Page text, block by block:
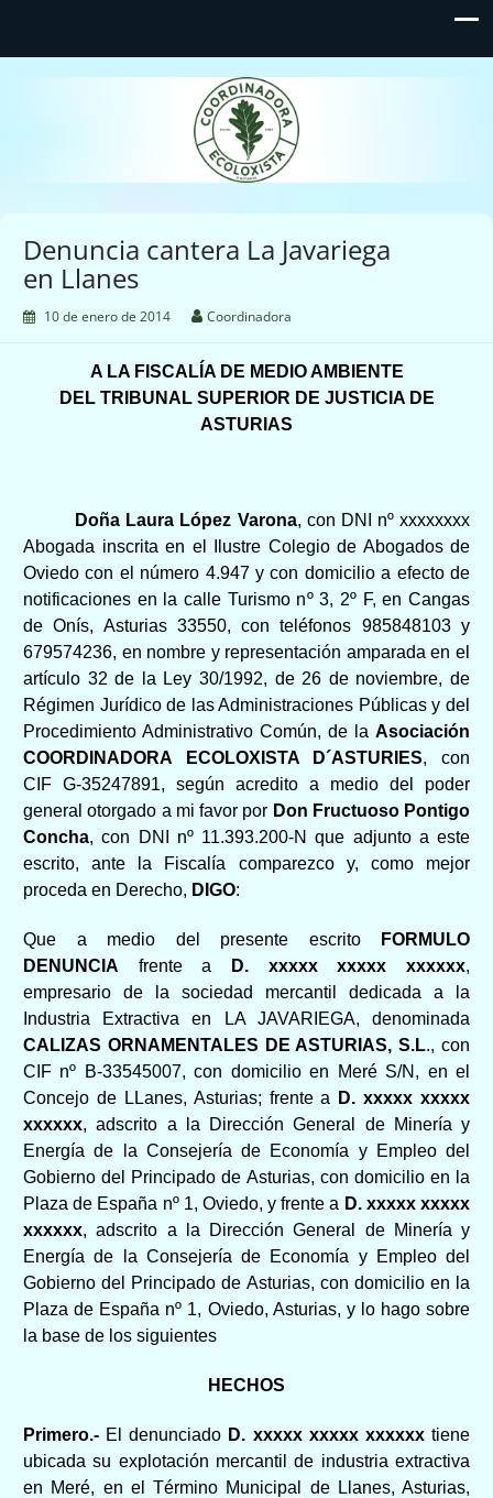
Coordinadora Ecoloxista
d'Asturies
Denuncia cantera La Javariega
en Llanes
10 de enero de 2014 Coordinadora
A LA FISCALÍA DE MEDIO AMBIENTE
DEL TRIBUNAL SUPERIOR DE JUSTICIA DE
ASTURIAS
Doña Laura López Varona, con DNI nº xxxxxxxx
Abogada inscrita en el Ilustre Colegio de Abogados de
Oviedo con el número 4.947 y con domicilio a efecto de
notificaciones en la calle Turismo nº 3, 2º F, en Cangas
de Onís, Asturias 33550, con teléfonos 985848103 y
679574236, en nombre y representación amparada en el
artículo 32 de la Ley 30/1992, de 26 de noviembre, de
Régimen Jurídico de las Administraciones Públicas y del
Procedimiento Administrativo Común, de la Asociación
COORDINADORA ECOLOXISTA D´ASTURIES, con
CIF G-35247891, según acredito a medio del poder
general otorgado a mi favor por Don Fructuoso Pontigo
Concha, con DNI nº 11.393.200-N que adjunto a este
escrito, ante la Fiscalía comparezco y, como mejor
proceda en Derecho, DIGO:
Que a medio del presente escrito
FORMULO
DENUNCIA frente a D. xxxxx xxxxx xxxxxx,
empresario de la sociedad mercantil dedicada a la
Industria Extractiva en LA JAVARIEGA, denominada
CALIZAS ORNAMENTALES DE ASTURIAS, S.L., con
CIF nº B-33545007, con domicilio en Meré S/N, en el
Concejo de LLanes, Asturias; frente a
D. xxxxx xxxxx
xxxxxx, adscrito a la Dirección General de Minería y
Energía de la Consejería de Economía y Empleo del
Gobierno del Principado de Asturias, con domicilio en la
Plaza de España nº 1, Oviedo, y frente a D. xxxxx xxxxx
xxxxxx, adscrito a la Dirección General de Minería y
Energía de la Consejería de Economía y Empleo del
Gobierno del Principado de Asturias, con domicilio en la
Plaza de España nº 1, Oviedo, Asturias, y lo hago sobre
la base de los siguientes
HECHOS
Primero.- El denunciado D. xxxxx xxxxx xxxxxxtiene
ubicada su explotación mercantil de industria extractiva
en Meré, en el Término Municipal de Llanes, Asturias,